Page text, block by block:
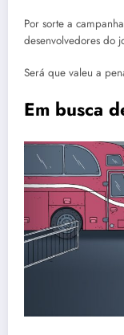
Por sorte a
desenvolvedores do
Será que valeu a
Em busca